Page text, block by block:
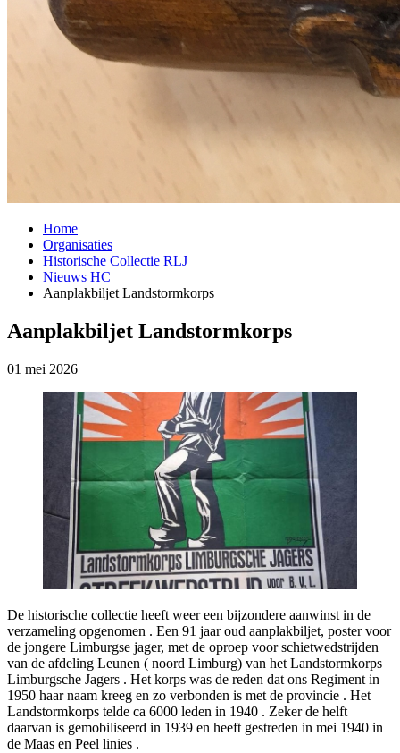
Home
Organisaties
Historische Collectie RLJ
Nieuws HC
Aanplakbiljet Landstormkorps
Aanplakbiljet Landstormkorps
01 mei 2026
De historische collectie heeft weer een bijzondere aanwinst in de
verzameling opgenomen . Een 91 jaar oud aanplakbiljet, poster voor
de jongere Limburgse jager, met de oproep voor schietwedstrijden
van de afdeling Leunen ( noord Limburg) van het Landstormkorps
Limburgsche Jagers . Het korps was de reden dat ons Regiment in
1950 haar naam kreeg en zo verbonden is met de provincie . Het
Landstormkorps telde ca 6000 leden in 1940 . Zeker de helft
daarvan is gemobiliseerd in 1939 en heeft gestreden in mei 1940 in
de Maas en Peel linies .